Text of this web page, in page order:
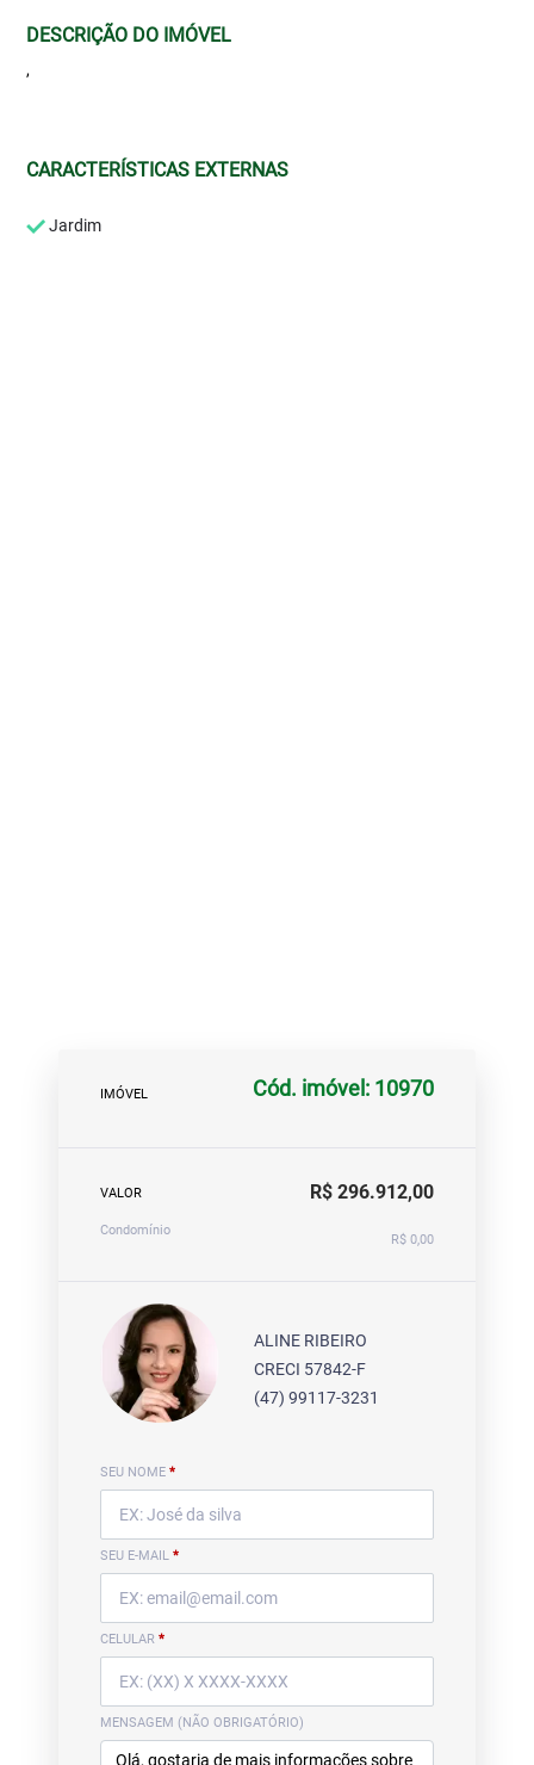
DESCRIÇÃO DO IMÓVEL
,
CARACTERÍSTICAS EXTERNAS
Jardim
IMÓVEL Cód. imóvel: 10970
VALOR R$ 296.912,00
Condomínio
R$ 0,00
ALINE RIBEIRO
CRECI 57842-F
(47) 99117-3231
SEU NOME *
SEU E-MAIL *
CELULAR *
MENSAGEM (NÃO OBRIGATÓRIO)